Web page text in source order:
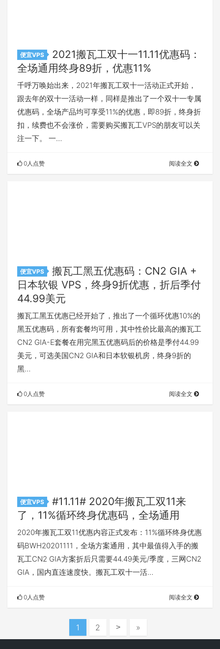
便宜VPS
2021搬瓦工双十一11.11优惠码：
全场通用终身89折，优惠11%
千呼万唤始出来，2021年搬瓦工双十一活动正式开始，
跟去年的双十一活动一样，同样是推出了一个双十一专属
优惠码，全场产品均可享受11%的优惠，即89折，终身折
扣，续费也不会涨价，需要购买搬瓦工VPS的朋友可以关
注一下。 一…
0人点赞 阅读全文
便宜VPS
搬瓦工黑五优惠码：CN2 GIA +
日本软银 VPS，终身9折优惠，折后季付
44.99美元
搬瓦工黑五优惠已经开始了，推出了一个循环优惠10%的
黑五优惠码，所有套餐均可用，其中性价比最高的搬瓦工
CN2 GIA-E套餐在用完黑五优惠码后的价格是季付44.99
美元，可选美国CN2 GIA和日本软银机房，终身9折的
黑…
0人点赞 阅读全文
便宜VPS
#11.11# 2020年搬瓦工双11来
了，11%循环终身优惠码，全场通用
2020年搬瓦工双11优惠内容正式发布：11%循环终身优惠
码BWH20201111，全场方案通用，其中最值得入手的搬
瓦工CN2 GIA方案折后只需要44.49美元/季度，三网CN2
GIA，国内直连速度快。搬瓦工双十一活…
0人点赞 阅读全文
1 2 > »